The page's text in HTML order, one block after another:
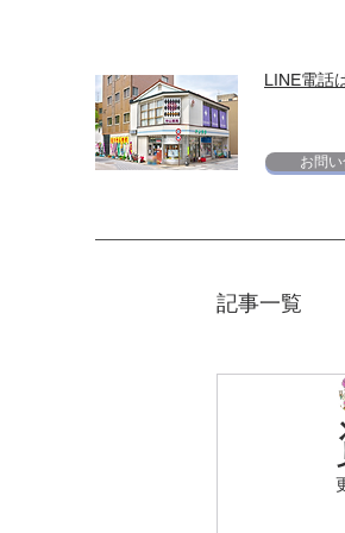
LINE電話
お問
記事一覧
スキン
エリク